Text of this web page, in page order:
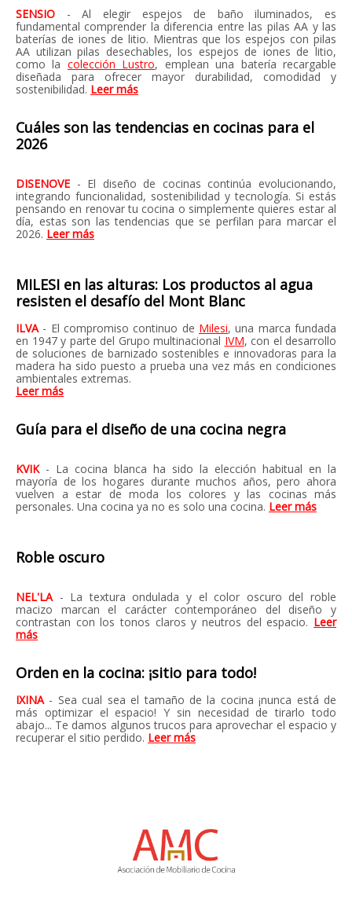
SENSIO - Al elegir espejos de baño iluminados, es
fundamental comprender la diferencia entre las pilas AA y las
baterías de iones de litio. Mientras que los espejos con pilas
AA utilizan pilas desechables, los espejos de iones de litio,
como la colección Lustro, emplean una batería recargable
diseñada para ofrecer mayor durabilidad, comodidad y
sostenibilidad. Leer más
Cuáles son las tendencias en cocinas para el
2026
DISENOVE - El diseño de cocinas continúa evolucionando,
integrando funcionalidad, sostenibilidad y tecnología. Si estás
pensando en renovar tu cocina o simplemente quieres estar al
día, estas son las tendencias que se perfilan para marcar el
2026. Leer más
MILESI en las alturas: Los productos al agua
resisten el desafío del Mont Blanc
ILVA - El compromiso continuo de Milesi, una marca fundada
en 1947 y parte del Grupo multinacional IVM, con el desarrollo
de soluciones de barnizado sostenibles e innovadoras para la
madera ha sido puesto a prueba una vez más en condiciones
ambientales extremas.
Leer más
Guía para el diseño de una cocina negra
KVIK - La cocina blanca ha sido la elección habitual en la
mayoría de los hogares durante muchos años, pero ahora
vuelven a estar de moda los colores y las cocinas más
personales. Una cocina ya no es solo una cocina. Leer más
Roble oscuro
NEL'LA - La textura ondulada y el color oscuro del roble
macizo marcan el carácter contemporáneo del diseño y
contrastan con los tonos claros y neutros del espacio. Leer
más
Orden en la cocina: ¡sitio para todo!
IXINA - Sea cual sea el tamaño de la cocina ¡nunca está de
más optimizar el espacio! Y sin necesidad de tirarlo todo
abajo... Te damos algunos trucos para aprovechar el espacio y
recuperar el sitio perdido. Leer más